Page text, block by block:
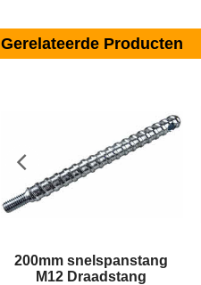
Gerelateerde Producten
200mm snelspanstang
M12 Draadstang